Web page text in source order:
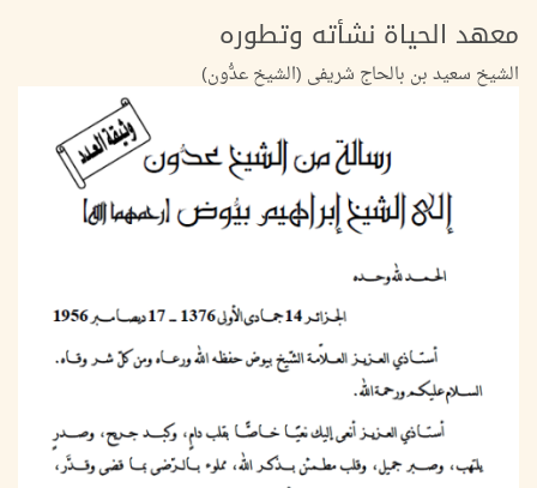
معهد الحياة نشأته وتطوره
الشيخ سعيد بن بالحاج شريفي (الشيخ عدُّون)